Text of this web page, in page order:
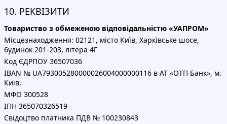
10. РЕКВІЗИТИ
Товариство з обмеженою відповідальністю «УАПРОМ»
Місцезнаходження: 02121, місто Київ, Харківське шосе,
будинок 201-203, літера 4Г
Код ЄДРПОУ 36507036
IBAN № UA793005280000026004000000116 в АТ «ОТП Банк», м.
Київ,
МФО 300528
ІПН 365070326519
Свідоцтво платника ПДВ № 100230843